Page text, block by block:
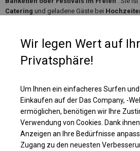
Catering und geladene Gäste bei
Zelt kann auch alsGewerbeflächeund
Räumlichkeiten genutzt werden.
Plane ändern
Wir legen Wert auf
Privatsphäre!
Um Ihnen ein einfacheres Surfen
Einkaufen auf der Das Company, -
ermöglichen, benötigen wir Ihre
Verwendung von Cookies. Dank
Anzeigen an Ihre Bedürfnisse
Zugang zu den neuesten